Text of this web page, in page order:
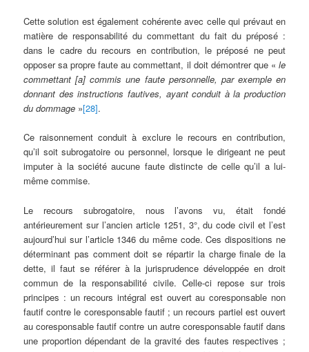
Cette solution est également cohérente avec celle qui prévaut en
matière de responsabilité du commettant du fait du préposé :
dans le cadre du recours en contribution, le préposé ne peut
opposer sa propre faute au commettant, il doit démontrer que « le
commettant [a] commis une faute personnelle, par exemple en
donnant des instructions fautives, ayant conduit à la production
du dommage »[28].
Ce raisonnement conduit à exclure le recours en contribution,
qu’il soit subrogatoire ou personnel, lorsque le dirigeant ne peut
imputer à la société aucune faute distincte de celle qu’il a lui-
même commise.
Le recours subrogatoire, nous l’avons vu, était fondé
antérieurement sur l’ancien article 1251, 3°, du code civil et l’est
aujourd’hui sur l’article 1346 du même code. Ces dispositions ne
déterminant pas comment doit se répartir la charge finale de la
dette, il faut se référer à la jurisprudence développée en droit
commun de la responsabilité civile. Celle-ci repose sur trois
principes : un recours intégral est ouvert au coresponsable non
fautif contre le coresponsable fautif ; un recours partiel est ouvert
au coresponsable fautif contre un autre coresponsable fautif dans
une proportion dépendant de la gravité des fautes respectives ;